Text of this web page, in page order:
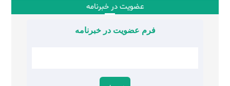
عضویت در خبرنامه
فرم عضویت در خبرنامه